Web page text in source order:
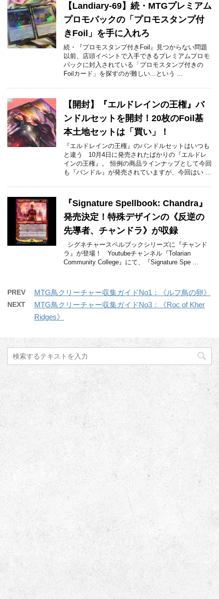
【Landiary-69】続・MTGプレミアム
プロモパックの「プロモスタンプ付
きFoil」を手に入れろ
続・『プロモスタンプ付きFoil』見つからない問題
以前、店頭イベントで入手できるプレミアムプロモ
パックに封入されている「プロモスタンプ付きの
Foilカード」を探すのが難しい...という ...
【開封】『エルドレインの王権』バ
ンドルセットを開封！20枚のFoil基
本土地セットは「買い」！
『エルドレインの王権』のバンドルセットはいつも
と違う 10月4日に発売されたばかりの『エルドレ
インの王権』。 恒例の商品ラインナップとして今回
も『バンドル』が発売されていますが、今回はい ...
『Signature Spellbook: Chandra』
発売決定！特殊デザインの《反逆の
先導者、チャンドラ》が収録
シグネチャースペルブックシリーズに『チャンド
ラ』が登場！ Youtubeチャンネル『Tolarian
Community College』にて、『Signature Spe ...
PREV MTG鳥クリーチャー収集ガイドNo1：《ルフ鳥の卵》
NEXT
MTG鳥クリーチャー収集ガイドNo3：《Roc of Kher
Ridges》